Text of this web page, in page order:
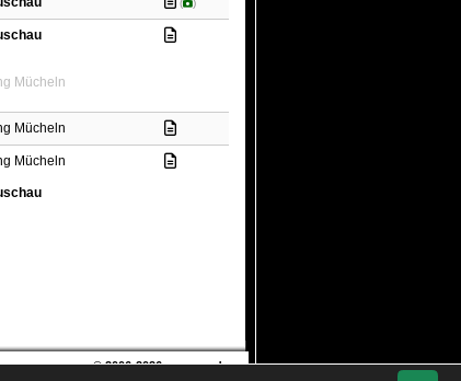
( )
Mücheln
Mücheln
Mücheln
© 2006-2026soccero.de